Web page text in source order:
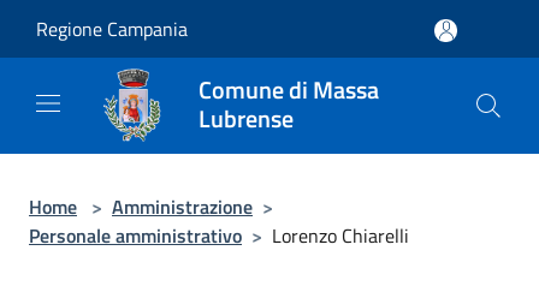
Regione Campania
Comune di Massa
Lubrense
Home > Amministrazione >
Personale amministrativo > Lorenzo Chiarelli